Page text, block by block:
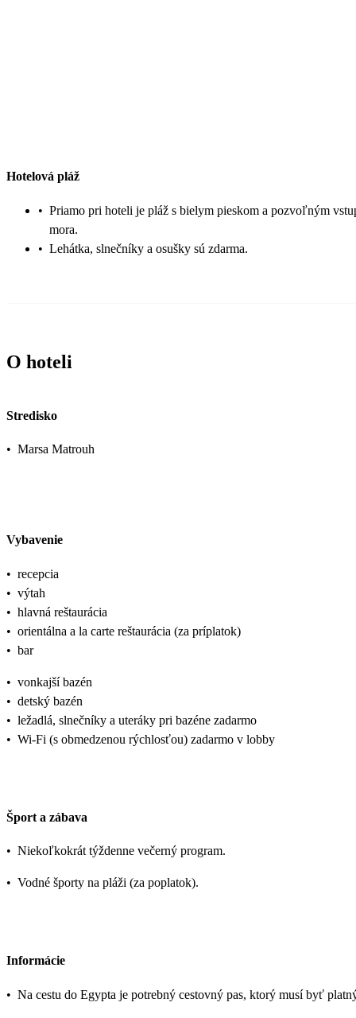
Hotelová pláž
• Priamo pri hoteli je pláž s bielym pieskom a pozvoľným
mora.
• Lehátka, slnečníky a osušky sú zdarma.
O hoteli
Stredisko
• Marsa Matrouh
Vybavenie
• recepcia
• výtah
• hlavná reštaurácia
• orientálna a la carte reštaurácia (za príplatok)
• bar
• vonkajší bazén
• detský bazén
• ležadlá, slnečníky a uteráky pri bazéne zadarmo
• Wi-Fi (s obmedzenou rýchlosťou) zadarmo v lobby
Šport a zábava
• Niekoľkokrát týždenne večerný program.
• Vodné športy na pláži (za poplatok).
Informácie
• Na cestu do Egypta je potrebný cestovný pas, ktorý musí byť